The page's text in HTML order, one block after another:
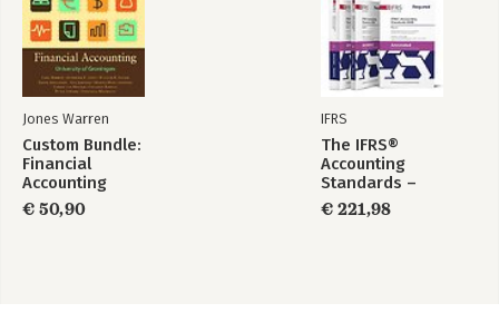
Jones Warren
Custom Bundle:
Financial
Accounting
€ 50,90
IFRS
The IFRS®
Accounting
Standards –
Required Annotated
1 January 2026
€ 221,98